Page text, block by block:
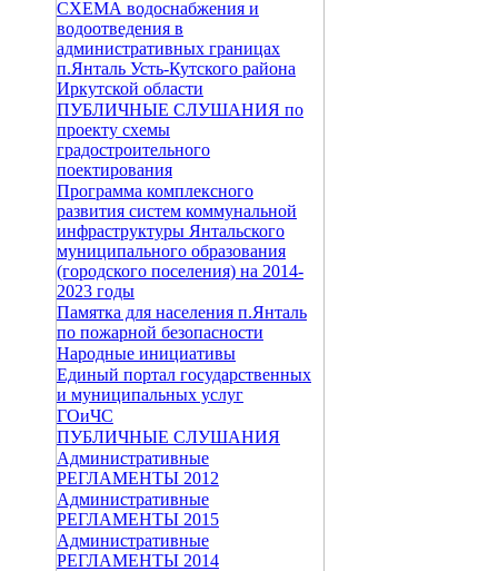
СХЕМА водоснабжения и
водоотведения в
административных границах
п.Янталь Усть-Кутского района
Иркутской области
ПУБЛИЧНЫЕ СЛУШАНИЯ по
проекту схемы
градостроительного
поектирования
Программа комплексного
развития систем коммунальной
инфраструктуры Янтальского
муниципального образования
(городского поселения) на 2014-
2023 годы
Памятка для населения п.Янталь
по пожарной безопасности
Народные инициативы
Единый портал государственных
и муниципальных услуг
ГОиЧС
ПУБЛИЧНЫЕ СЛУШАНИЯ
Административные
РЕГЛАМЕНТЫ 2012
Административные
РЕГЛАМЕНТЫ 2015
Административные
РЕГЛАМЕНТЫ 2014